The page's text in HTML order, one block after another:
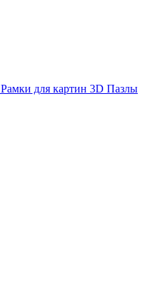
Рамки для картин 3D Пазлы